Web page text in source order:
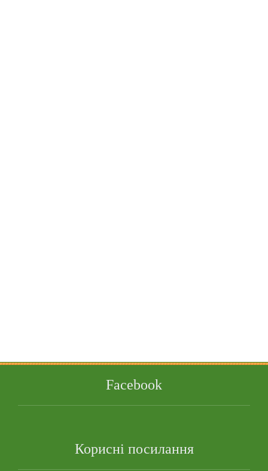
Facebook
Корисні посилання